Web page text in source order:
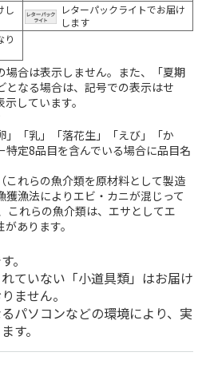
し
レターパックライトでお届け
します
り
場合は表示しません。また、「夏期
となる場合は、記号での表示はせ
しています。
」「乳」「落花生」「えび」「か
特定8品目を含んでいる場合に品目名
れらの魚介類を原材料として製造
獲漁法によりエビ・カニが混じって
これらの魚介類は、エサとしてエ
あります。
。
ていない「小道具類」はお届け
ません。
パソコンなどの環境により、実
す。